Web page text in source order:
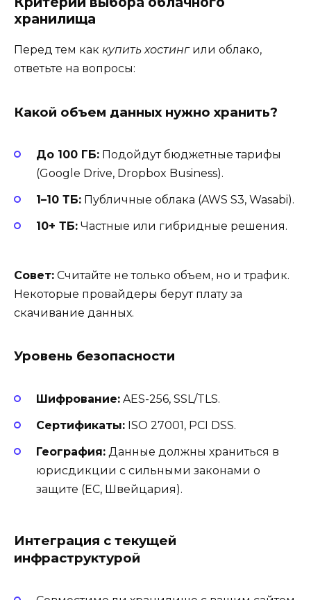
хранилища
Перед тем как купить хостингили облако,
ответьте на вопросы:
Какой объем данных нужно хранить?
До 100 ГБ: Подойдут бюджетные тарифы
(Google Drive, Dropbox Business).
1–10 ТБ: Публичные облака (AWS S3, Wasabi).
10+ ТБ: Частные или гибридные решения.
Совет: Считайте не только объем, но и трафик.
Некоторые провайдеры берут плату за
скачивание данных.
Уровень безопасности
Шифрование: AES-256, SSL/TLS.
Сертификаты: ISO 27001, PCI DSS.
География: Данные должны храниться в
юрисдикции с сильными законами о
защите (ЕС, Швейцария).
Интеграция с текущей
инфраструктурой